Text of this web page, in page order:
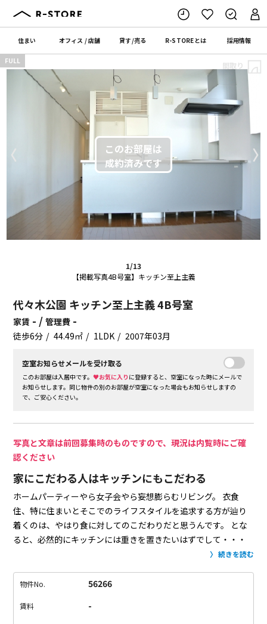
住まい オフィス /店舗 貸す/売る R-STOREとは 採用情報
1/13
【掲載写真4B号室】キッチン至上主義
〈 〉
FULL 間取り
代々木公園 キッチン至上主義 4B号室
家賃 - /管理費 -
徒歩6分 44.49㎡ 1LDK 2007年03月
空室お知らせメールを受け取る
このお部屋は入居中です。♥お気に入り に登録すると、空室になった時にメールで
お知らせします。同じ物件の別のお部屋が空室になった場合もお知らせしますの
で、ご安心ください。
写真と文章は前回募集時のものですので、現況は内覧時にご確
認ください
家にこだわる人はキッチンにもこだわる
ホームパーティーやら女子会やら妄想膨らむリビング。
衣食
住、特に住まいとそこでのライフスタイルを追求する方が辿り
着くのは、やはり食に対してのこだわりだと思うんです。
とな
ると、必然的にキッチンには重きを置きたいはずでして・・・
となると、このお部屋をおすすめする他ありません。 周辺は高
ア。そんな地で暮らすからこそ、自分自身も相当にふさわしい
ではと思ってならないです。
続きを読む
物件No. 56266
賃料 -